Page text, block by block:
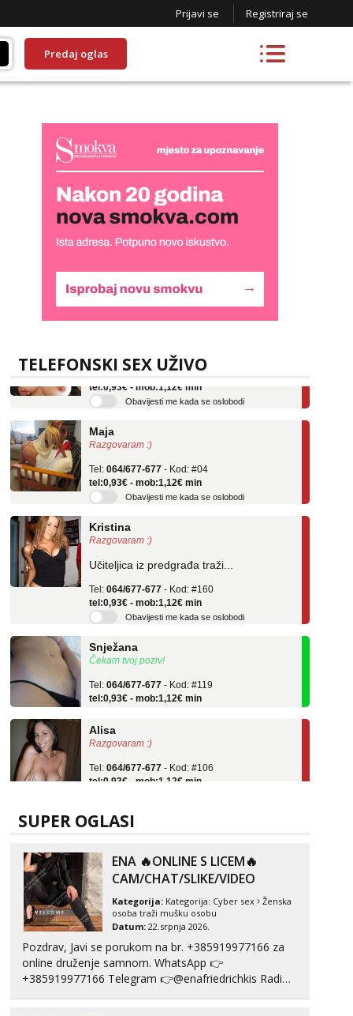
Prijavi se Registriraj se
Predaj oglas
TELEFONSKI SEX UŽIVO
Liliana
Tel:064/677-677 - Kod: #69
tel:0,93€ - mob:1,12€ min
Obavijesti me kada se oslobodi
Razgovaram :)
tel:0,93€ - mob:1,12€ min
Obavijesti me kada se oslobodi
Razgovaram :)
064/677-677
- Kod: #160
tel:0,93€ - mob:1,12€ min
Obavijesti me kada se oslobodi
Čekam tvoj poziv!
tel:0,93€ - mob:1,12€ min
Razgovaram :)
tel:0,93€ - mob:1,12€ min
Obavijesti me kada se oslobodi
Čekam tvoj poziv!
tel:0,93€ - mob:1,12€ min
Lili
Čekam tvoj poziv!
Tel: 064/677-677- Kod: #128
tel:0,93€ - mob:1,12€ min
Ivančica
Čekam tvoj poziv!
SUPER OGLASI
ENA 🔥ONLINE S LICEM🔥
CAM/CHAT/SLIKE/VIDEO
Kategorija: Kategorija: Cyber sex
Ženska
osoba traži mušku osobu
Datum: 22.srpnja 2026.
Pozdrav, Javi se porukom na br. +385919977166 za
online druženje samnom. WhatsApp 👉
+385919977166 Telegram 👉@enafriedrichkis Radim